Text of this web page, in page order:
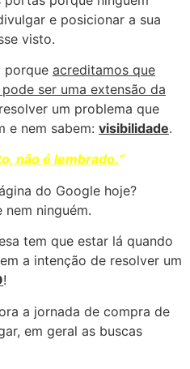
e posicionar a sua
visto.
porque acreditamos que
ser uma extensão da
um problema que
e nem sabem: visibilidade.
não é lembrado.“
do Google hoje?
nem ninguém.
tem que estar lá quando
a intenção de resolver um
!
a jornada de compra de
em geral as buscas